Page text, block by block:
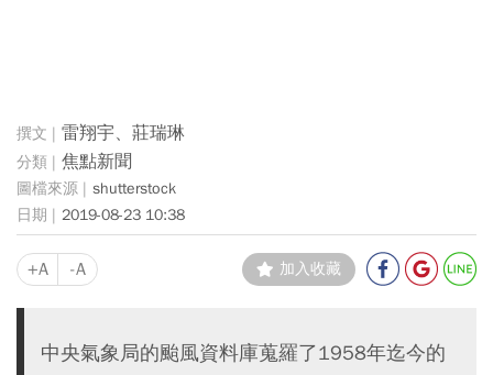
雷翔宇、莊瑞琳
焦點新聞
shutterstock
2019-08-23 10:38
+A -A 加入收藏
中央氣象局的颱風資料庫蒐羅了1958年迄今的